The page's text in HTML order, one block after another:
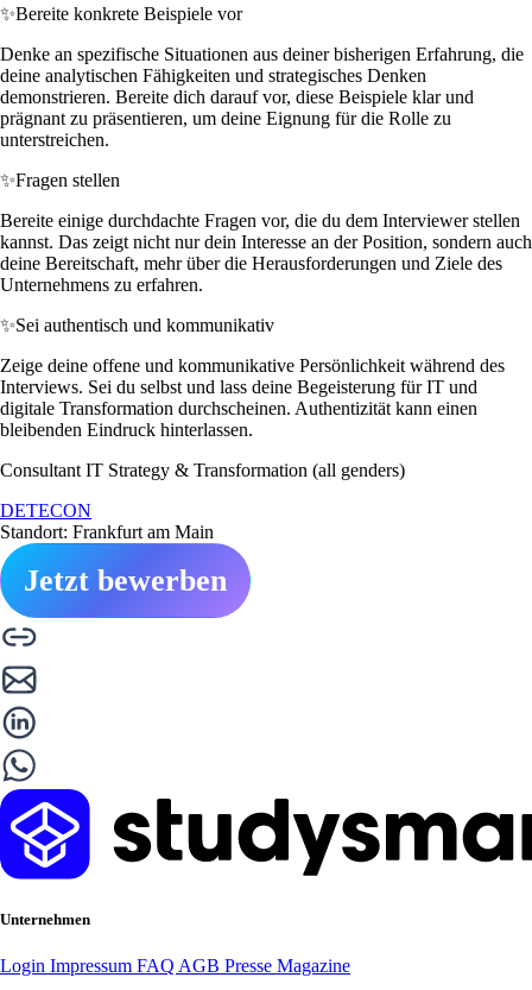
✨Bereite konkrete Beispiele vor
Denke an spezifische Situationen aus deiner bisherigen Erfahrung, die
deine analytischen Fähigkeiten und strategisches Denken
demonstrieren. Bereite dich darauf vor, diese Beispiele klar und
prägnant zu präsentieren, um deine Eignung für die Rolle zu
unterstreichen.
✨Fragen stellen
Bereite einige durchdachte Fragen vor, die du dem Interviewer stellen
kannst. Das zeigt nicht nur dein Interesse an der Position, sondern auch
deine Bereitschaft, mehr über die Herausforderungen und Ziele des
Unternehmens zu erfahren.
✨Sei authentisch und kommunikativ
Zeige deine offene und kommunikative Persönlichkeit während des
Interviews. Sei du selbst und lass deine Begeisterung für IT und
digitale Transformation durchscheinen. Authentizität kann einen
bleibenden Eindruck hinterlassen.
Consultant IT Strategy & Transformation (all genders)
DETECON
Standort: Frankfurt am Main
Jetzt bewerben
Unternehmen
Login Impressum FAQ AGB Presse Magazine